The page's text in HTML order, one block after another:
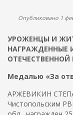
и
с
к
а
Опубликовано 1
УРОЖЕНЦЫ И
НАГРАЖДЕННЫЕ
Медалью «За
АРЖЕВИКИН
Чистопольским